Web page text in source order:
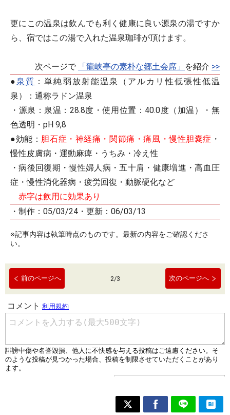
更にこの温泉は飲んでも利く健康に良い源泉の湯ですか
ら、宿ではこの湯で入れた温泉珈琲が頂けます。
次ページで 「龍峡亭の素朴な郷土会席」 を紹介 >>
● 泉質 ：単純弱放射能温泉（アルカリ性低張性低温
泉）：通称ラドン温泉
・源泉：泉温：28.8度・使用位置：40.0度（加温）・無
色透明・pH 9,8
●効能： 胆石症・神経痛・関節痛・痛風・慢性胆嚢症 ・
慢性皮膚病・運動麻痺・うちみ・冷え性
・病後回復期・慢性婦人病・五十肩・健康増進・高血圧
症・慢性消化器病・疲労回復・動脈硬化など
赤字は飲用に効果あり
・制作：05/03/24・更新：06/03/13
※記事内容は執筆時点のものです。最新の内容をご確認くださ
い。
前のページへ 2/3 次のページへ